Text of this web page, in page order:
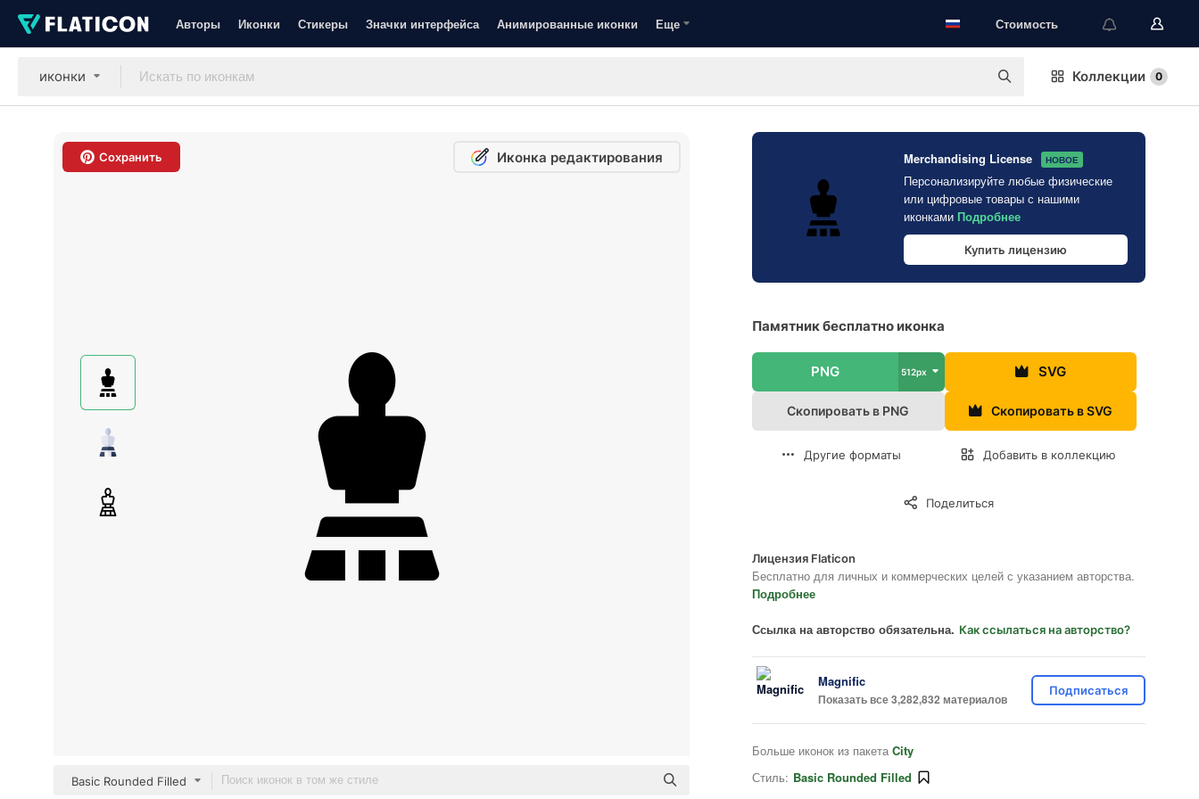
Авторы Иконки Стикеры Значки интерфейса Анимированные иконки Еще Стоимость
иконки Коллекции 0
Сохранить Иконка редактирования
Basic Rounded Filled
Merchandising License НОВОЕ
Персонализируйте любые физические
или цифровые товары с нашими
иконками Подробнее
Купить лицензию
Памятник бесплатно иконка
PNG 512px SVG
Скопировать в PNG Скопировать в SVG
Другие форматы Добавить в коллекцию
Поделиться
Лицензия Flaticon
Бесплатно для личных и коммерческих целей с указанием авторства.
Подробнее
Ссылка на авторство обязательна. Как ссылаться на авторство?
Magnific
Показать все 3,282,832 материалов
Подписаться
Больше иконок из пакета City
Стиль: Basic Rounded Filled